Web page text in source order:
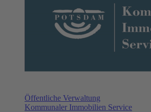
Öffentliche Verwaltung
Kommunaler Immobilien Service